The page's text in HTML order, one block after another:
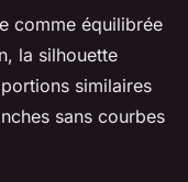
comme équilibrée
la silhouette
similaires
sans courbes